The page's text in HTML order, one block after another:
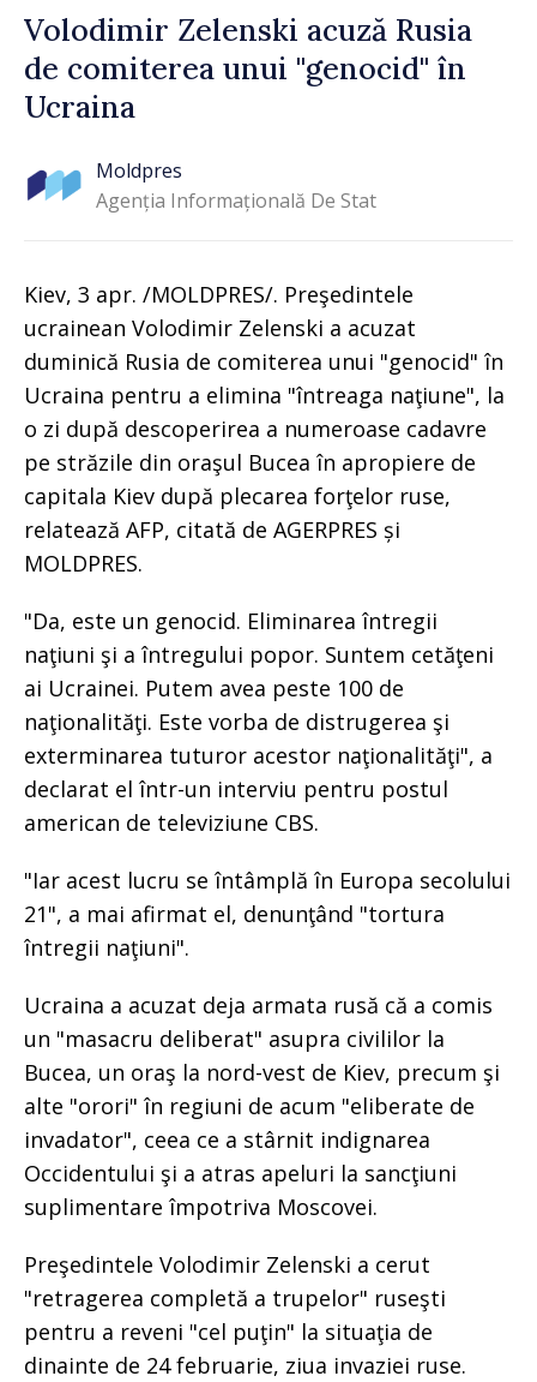
Volodimir Zelenski acuză Rusia
de comiterea unui "genocid" în
Ucraina
Moldpres
Agenția Informațională De Stat
Kiev, 3 apr. /MOLDPRES/. Preşedintele
ucrainean Volodimir Zelenski a acuzat
duminică Rusia de comiterea unui "genocid" în
Ucraina pentru a elimina "întreaga naţiune", la
o zi după descoperirea a numeroase cadavre
pe străzile din oraşul Bucea în apropiere de
capitala Kiev după plecarea forţelor ruse,
relatează AFP, citată de AGERPRES și
MOLDPRES.
"Da, este un genocid. Eliminarea întregii
naţiuni şi a întregului popor. Suntem cetăţeni
ai Ucrainei. Putem avea peste 100 de
naţionalităţi. Este vorba de distrugerea şi
exterminarea tuturor acestor naţionalităţi", a
declarat el într-un interviu pentru postul
american de televiziune CBS.
"Iar acest lucru se întâmplă în Europa secolului
21", a mai afirmat el, denunţând "tortura
întregii naţiuni".
Ucraina a acuzat deja armata rusă că a comis
un "masacru deliberat" asupra civililor la
Bucea, un oraş la nord-vest de Kiev, precum şi
alte "orori" în regiuni de acum "eliberate de
invadator", ceea ce a stârnit indignarea
Occidentului şi a atras apeluri la sancţiuni
suplimentare împotriva Moscovei.
Preşedintele Volodimir Zelenski a cerut
"retragerea completă a trupelor" ruseşti
pentru a reveni "cel puţin" la situaţia de
dinainte de 24 februarie, ziua invaziei ruse.